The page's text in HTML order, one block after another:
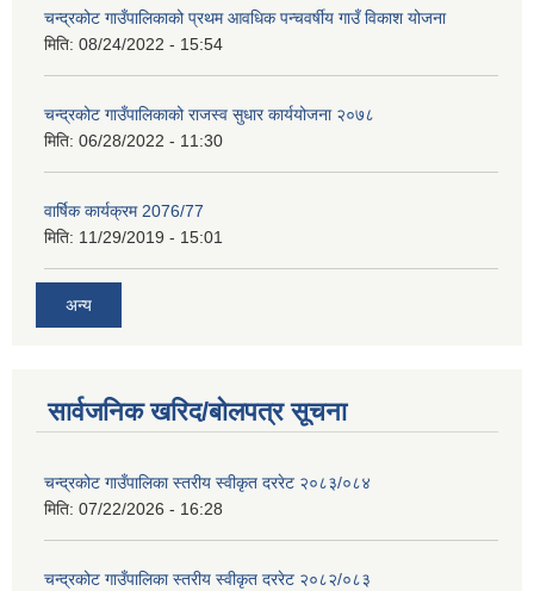
चन्द्रकोट गाउँपालिकाको प्रथम आवधिक पन्चवर्षीय गाउँ विकाश योजना
मिति: 08/24/2022 - 15:54
चन्द्रकोट गाउँपालिकाको राजस्व सुधार कार्ययोजना २०७८
मिति: 06/28/2022 - 11:30
वार्षिक कार्यक्रम 2076/77
मिति: 11/29/2019 - 15:01
अन्य
सार्वजनिक खरिद/बोलपत्र सूचना
चन्द्रकोट गाउँपालिका स्तरीय स्वीकृत दररेट २०८३/०८४
मिति: 07/22/2026 - 16:28
चन्द्रकोट गाउँपालिका स्तरीय स्वीकृत दररेट २०८२/०८३